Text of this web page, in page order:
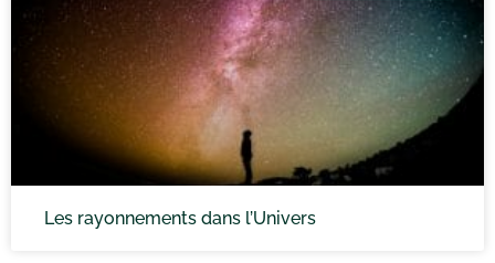
Les rayonnements dans l’Univers